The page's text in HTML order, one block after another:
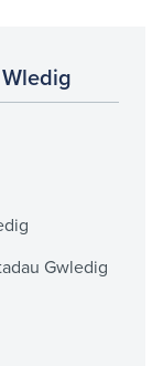
Gwledig